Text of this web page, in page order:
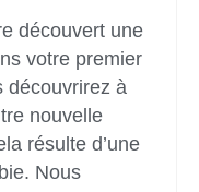
découvert une
votre premier
découvrirez à
nouvelle
résulte d’une
Nous